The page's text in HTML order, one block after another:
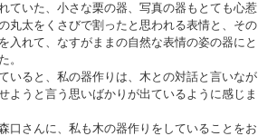
ていた、小さな栗の器、写真の器もとても心惹
丸太をくさびで割ったと思われる表情と、その
入れて、なすがままの自然な表情の姿の器にと
。
いると、私の器作りは、木との対話と言いなが
ようと言う思いばかりが出ているように感じま
口さんに、私も木の器作りをしていることをお